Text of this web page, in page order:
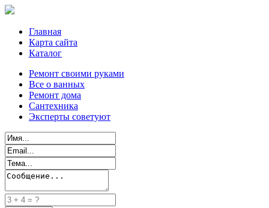
Главная
Карта сайта
Каталог
Ремонт своими руками
Все о ванных
Ремонт дома
Сантехника
Эксперты советуют